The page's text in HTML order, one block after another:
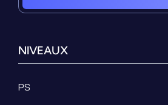
NIVEAUX
PS